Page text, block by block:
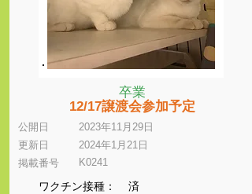
卒業
12/17譲渡会参加予定
公開日
更新日
​掲載番号
2023年11月29日
2024年1月21日
K0241
ワクチン接種：
済